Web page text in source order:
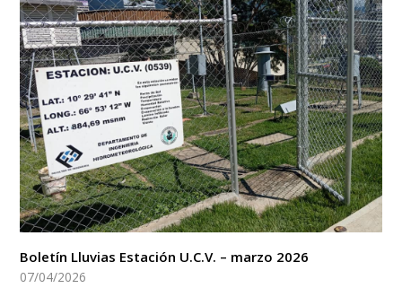
Boletín Lluvias Estación U.C.V. – marzo 2026
07/04/2026